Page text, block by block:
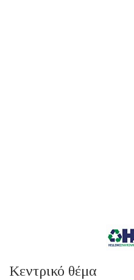
Κεντρικό θέμα